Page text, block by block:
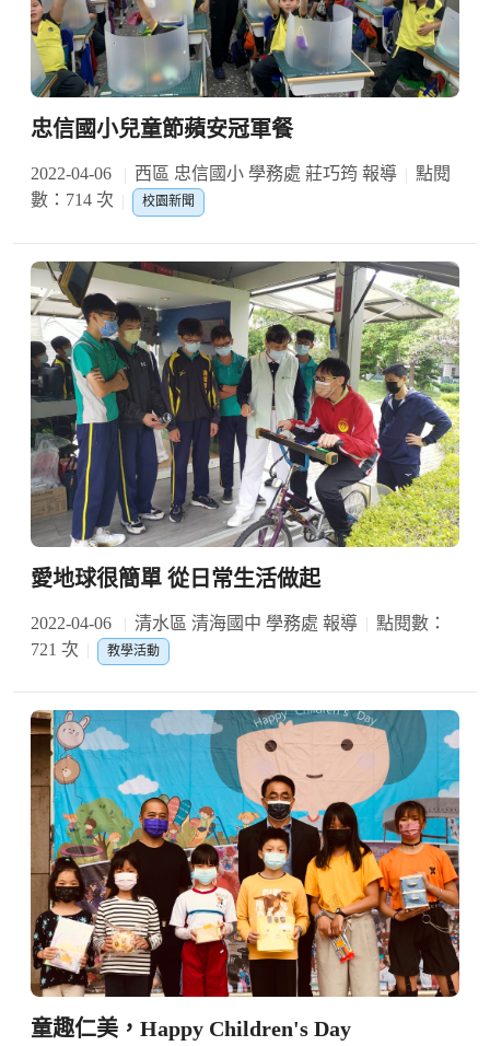
忠信國小兒童節蘋安冠軍餐
2022-04-06 西區 忠信國小 學務處 莊巧筠 報導
點閱
數：714 次
校園新聞
愛地球很簡單 從日常生活做起
2022-04-06 清水區 清海國中 學務處 報導
點閱數：
721 次
教學活動
童趣仁美，Happy Children's Day